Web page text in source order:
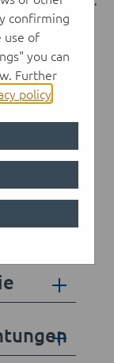
confirming
use of
you can
Further
policy